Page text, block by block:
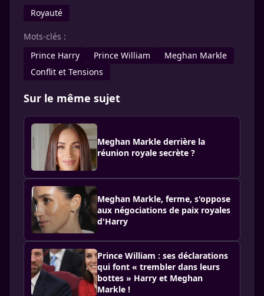
Royauté
Mots-clés :
Prince Harry
Prince William
Meghan Markle
Conflit et Tensions
Sur le même sujet
Meghan Markle derrière la
réunion royale secrète ?
Meghan Markle, ferme, s'oppose
aux négociations de paix royales
d'Harry
Prince William : ses déclarations
qui font « trembler dans leurs
bottes » Harry et Meghan
Markle !